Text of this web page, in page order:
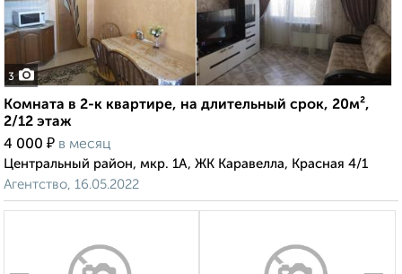
3
Комната в 2-к квартире, на длительный срок, 20м²,
2/12 этаж
4 000 ₽ в месяц
Центральный район, мкр. 1А, ЖК Каравелла, Красная 4/1
Агентство, 16.05.2022